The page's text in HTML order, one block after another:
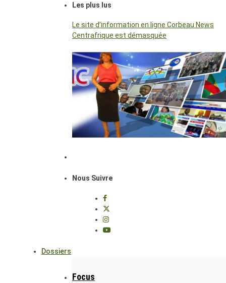
Les plus lus
Le site d’information en ligne Corbeau News
Centrafrique est démasquée
Nous Suivre
Dossiers
Focus